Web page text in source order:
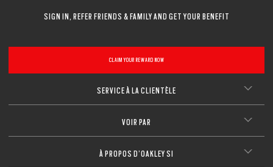
SIGN IN, REFER FRIENDS & FAMILY AND GET YOUR BENEFIT
CLAIM YOUR REWARD NOW
SERVICE À LA CLIENTÈLE
VOIR PAR
À PROPOS D’OAKLEY SI